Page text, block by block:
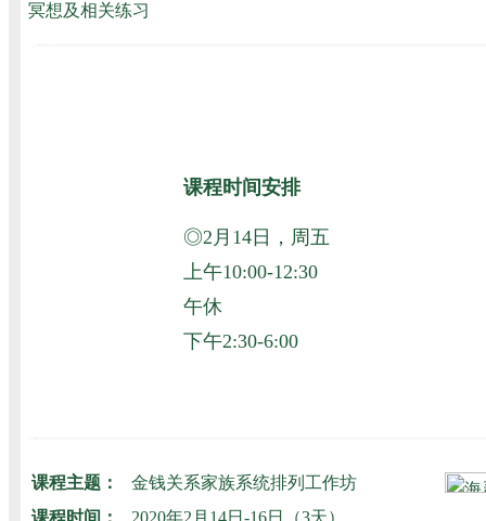
冥想及相关练习
课程时间安排
◎2月14日，周五
上午10:00-12:30
午休
下午2:30-6:00
课程主题：
金钱关系家族系统排列工作坊
课程时间：
2020年2月14日-16日（3天）